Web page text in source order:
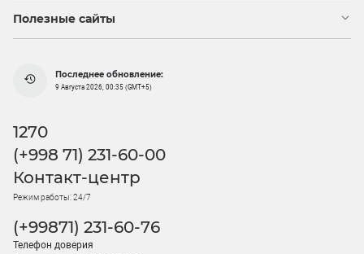
Полезные сайты
Последнее обновление:
9 Августа 2026, 00:35 (GMT+5)
1270
(+998 71) 231-60-00
Контакт-центр
Режим работы: 24/7
(+99871) 231-60-76
Телефон доверия